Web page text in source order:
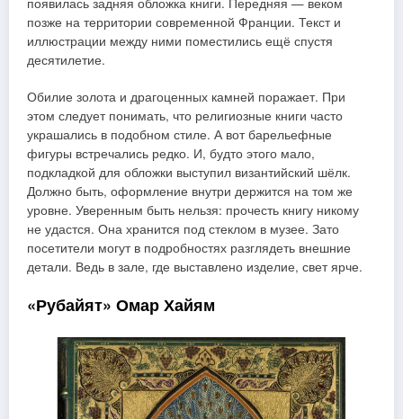
появилась задняя обложка книги. Передняя — веком
позже на территории современной Франции. Текст и
иллюстрации между ними поместились ещё спустя
десятилетие.
Обилие золота и драгоценных камней поражает. При
этом следует понимать, что религиозные книги часто
украшались в подобном стиле. А вот барельефные
фигуры встречались редко. И, будто этого мало,
подкладкой для обложки выступил византийский шёлк.
Должно быть, оформление внутри держится на том же
уровне. Уверенным быть нельзя: прочесть книгу никому
не удастся. Она хранится под стеклом в музее. Зато
посетители могут в подробностях разглядеть внешние
детали. Ведь в зале, где выставлено изделие, свет ярче.
«Рубайят» Омар Хайям